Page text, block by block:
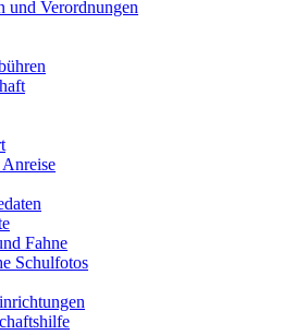
und Verordnungen
Fahne
Schulfotos